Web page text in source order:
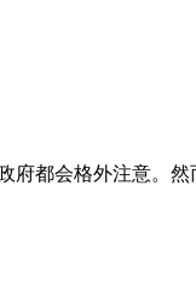
都会格外注意。